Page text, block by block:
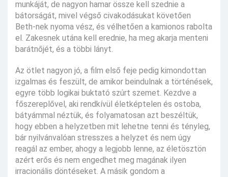
munkáját, de nagyon hamar össze kell szednie a
bátorságát, mivel végső civakodásukat követően
Beth-nek nyoma vész, és vélhetően a kamionos rabolta
el. Zakesnek utána kell erednie, ha meg akarja menteni
barátnőjét, és a többi lányt.
Az ötlet nagyon jó, a film első feje pedig kimondottan
izgalmas és feszült, de amikor beindulnak a történések,
egyre több logikai buktató szúrt szemet. Kezdve a
főszereplővel, aki rendkívül életképtelen és ostoba,
bátyámmal néztük, és folyamatosan azt beszéltük,
hogy ebben a helyzetben mit lehetne tenni és tényleg,
bár nyilvánvalóan stresszes a helyzet és nem úgy
reagál az ember, ahogy a legjobb lenne, az életösztön
azért erős és nem engedhet meg magának ilyen
irracionális döntéseket. A másik gondom a